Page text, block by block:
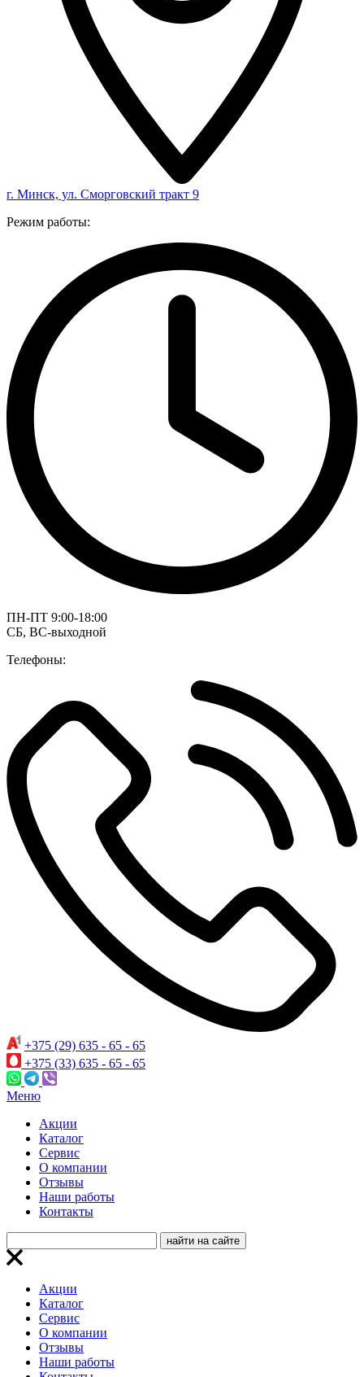
г. Минск, ул. Сморговский тракт 9
Режим работы:
ПН-ПТ 9:00-18:00
СБ, ВС-выходной
Телефоны:
+375 (29) 635 - 65 - 65
+375 (33) 635 - 65 - 65
Меню
Акции
Каталог
Сервис
О компании
Отзывы
Наши работы
Контакты
Акции
Каталог
Сервис
О компании
Отзывы
Наши работы